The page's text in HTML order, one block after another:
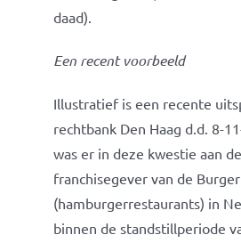
daad).
Een recent voorbeeld
Illustratief is een recente
rechtbank Den Haag d.d. 8-
was er in deze kwestie aan
franchisegever van de
(hamburgerrestaurants) in
binnen de standstillperiode